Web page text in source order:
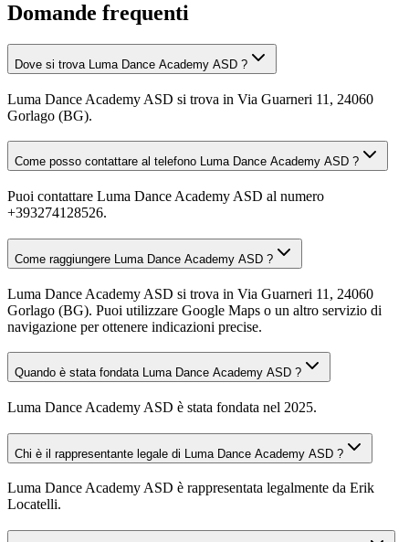
Domande frequenti
Dove si trova Luma Dance Academy ASD ?
Luma Dance Academy ASD si trova in Via Guarneri 11, 24060
Gorlago (BG).
Come posso contattare al telefono Luma Dance Academy ASD ?
Puoi contattare Luma Dance Academy ASD al numero
+393274128526.
Come raggiungere Luma Dance Academy ASD ?
Luma Dance Academy ASD si trova in Via Guarneri 11, 24060
Gorlago (BG). Puoi utilizzare Google Maps o un altro servizio di
navigazione per ottenere indicazioni precise.
Quando è stata fondata Luma Dance Academy ASD ?
Luma Dance Academy ASD è stata fondata nel 2025.
Chi è il rappresentante legale di Luma Dance Academy ASD ?
Luma Dance Academy ASD è rappresentata legalmente da Erik
Locatelli.